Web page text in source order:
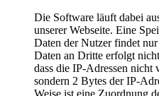
Die Software läuft dabei
unserer Webseite. Eine
Daten der Nutzer findet
Daten an Dritte erfolgt
dass die IP-Adressen nicht
sondern 2 Bytes der IP-
Weise ist eine Zuordnung